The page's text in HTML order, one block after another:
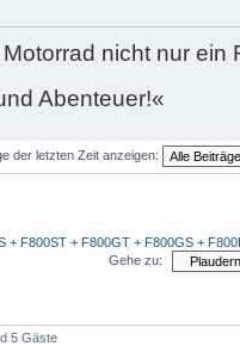
nicht nur
Abenteuer!«
der letzten Zeit anzeigen:
+ F800ST + F800GT + F800GS +
Gehe zu:
5 Gäste